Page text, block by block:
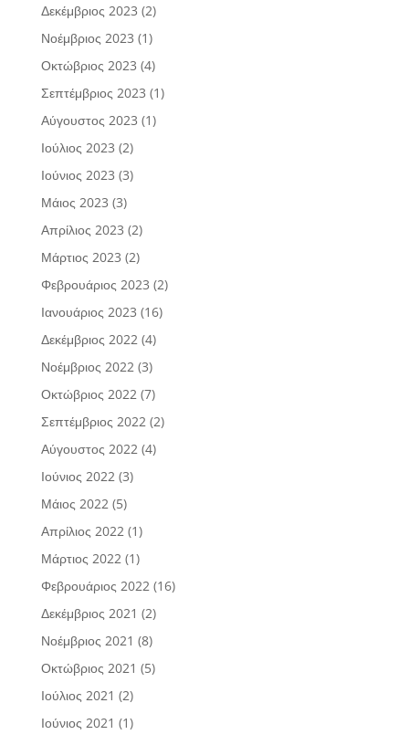
Δεκέμβριος 2023 (2)
Νοέμβριος 2023 (1)
Οκτώβριος 2023 (4)
Σεπτέμβριος 2023 (1)
Αύγουστος 2023 (1)
Ιούλιος 2023 (2)
Ιούνιος 2023 (3)
Μάιος 2023 (3)
Απρίλιος 2023 (2)
Μάρτιος 2023 (2)
Φεβρουάριος 2023 (2)
Ιανουάριος 2023 (16)
Δεκέμβριος 2022(4)
Νοέμβριος 2022(3)
Οκτώβριος 2022(7)
Σεπτέμβριος 2022(2)
Αύγουστος 2022(4)
Ιούνιος 2022(3)
Μάιος 2022(5)
Απρίλιος 2022(1)
Μάρτιος 2022(1)
Φεβρουάριος 2022(16)
Δεκέμβριος 2021 (2)
Νοέμβριος 2021 (8)
Οκτώβριος 2021 (5)
Ιούλιος 2021 (2)
Ιούνιος 2021 (1)